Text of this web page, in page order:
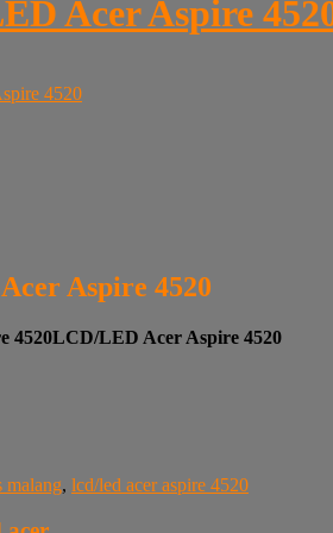
Acer Aspire
Aspire 4520
LCD/LED Acer Aspire 4520
malang, lcd/led acer aspire 4520